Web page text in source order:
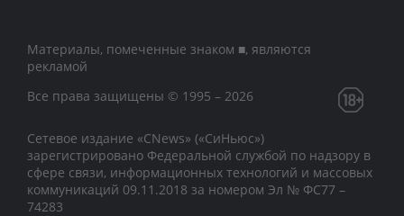
Материалы, помеченные знаком ■, являются
рекламой
Все права защищены © 1995 – 2026
Сетевое издание «CNews» («СиНьюс»)
зарегистрировано Федеральной службой по надзору в
сфере связи, информационных технологий и массовых
коммуникаций 09.11.2018 за номером Эл № ФС77 –
74283